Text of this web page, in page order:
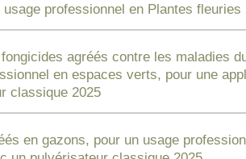
professionnel en Plantes fleuries
agréés contre les maladies
en espaces verts, pour une
classique 2025
en gazons, pour un usage